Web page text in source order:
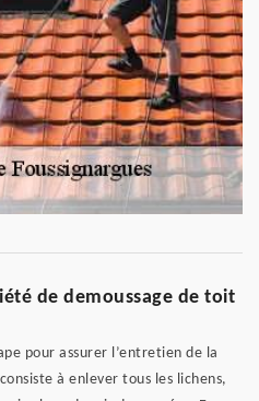
de demoussage de toit
pour assurer l’entretien de la
à enlever tous les lichens,